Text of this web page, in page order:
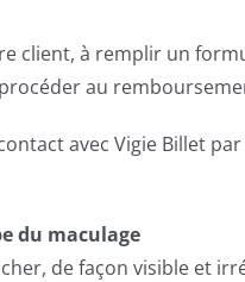
à remplir un
au
avec Vigie Billet
du maculage
de façon visible et